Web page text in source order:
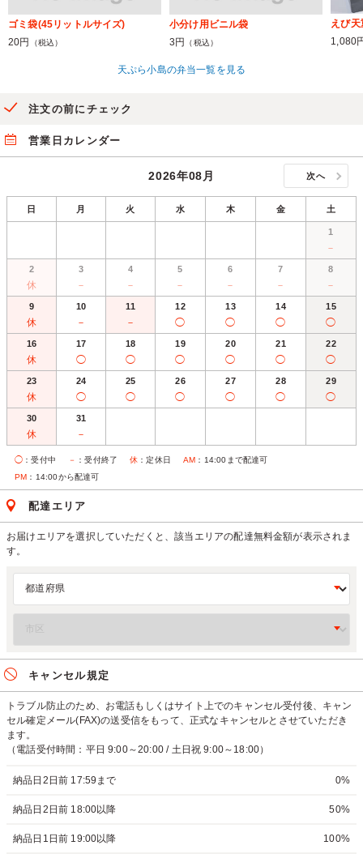
ゴミ袋(45リットルサイズ)
20円
（税込）
小分け用ビニル袋
3円
（税込）
えび天
1,080
天ぷら小島の弁当一覧を見る
注文の前にチェック
営業日カレンダー
2026年08月 次へ
日 月 火 水 木 金 土
1
－
2
休
3
－
4
－
5
－
6
－
7
－
8
－
9
休
10
－
11
－
12
◯
13
◯
14
◯
15
◯
16
休
17
◯
18
◯
19
◯
20
◯
21
◯
22
◯
23
休
24
◯
25
◯
26
◯
27
◯
28
◯
29
◯
30
休
31
－
◯ ：受付中 － ：受付終了 休 ：定休日 AM ：14:00まで配達可
PM ：14:00から配達可
配達エリア
お届けエリアを選択していただくと、該当エリアの配達無料金額が表示されま
す。
キャンセル規定
トラブル防止のため、お電話もしくはサイト上でのキャンセル受付後、キャン
セル確定メール(FAX)の送受信をもって、正式なキャンセルとさせていただき
ます。
（電話受付時間：平日 9:00～20:00 / 土日祝 9:00～18:00）
納品日2日前 17:59まで 0%
納品日2日前 18:00以降 50%
納品日1日前 19:00以降 100%